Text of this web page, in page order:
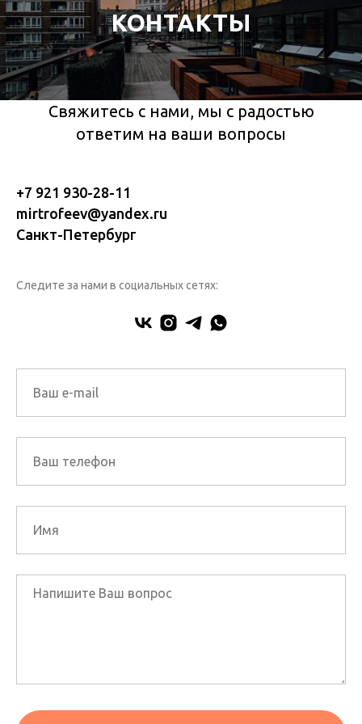
КОНТАКТЫ
Свяжитесь с нами, мы с радостью
ответим на ваши вопросы
+7 921 930-28-11
mirtrofeev@yandex.ru
Санкт-Петербург
Следите за нами в социальных сетях: